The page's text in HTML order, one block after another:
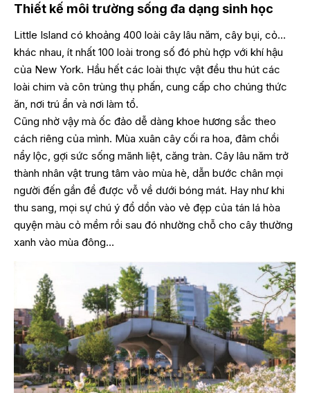
Thiết kế môi trường sống đa dạng sinh học
Little Island có khoảng 400 loài cây lâu năm, cây bụi, cỏ…
khác nhau, ít nhất 100 loài trong số đó phù hợp với khí hậu
của New York. Hầu hết các loài thực vật đều thu hút các
loài chim và côn trùng thụ phấn, cung cấp cho chúng thức
ăn, nơi trú ẩn và nơi làm tổ.
Cũng nhờ vậy mà ốc đảo dễ dàng khoe hương sắc theo
cách riêng của mình. Mùa xuân cây cối ra hoa, đâm chồi
nẩy lộc, gợi sức sống mãnh liệt, căng tràn. Cây lâu năm trở
thành nhân vật trung tâm vào mùa hè, dẫn bước chân mọi
người đến gần để được vỗ về dưới bóng mát. Hay như khi
thu sang, mọi sự chú ý đổ dồn vào vẻ đẹp của tán lá hòa
quyện màu cỏ mềm rồi sau đó nhường chỗ cho cây thường
xanh vào mùa đông…